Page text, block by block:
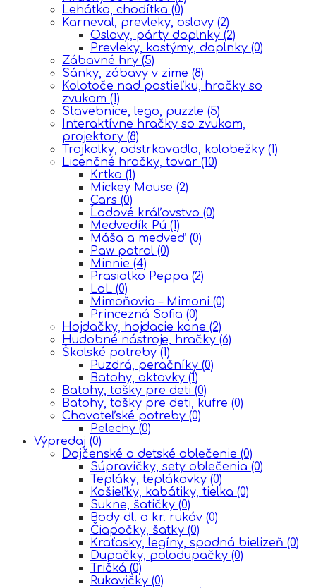
Lehátka, chodítka (0)
Karneval, prevleky, oslavy (2)
Oslavy, párty doplnky (2)
Prevleky, kostýmy, doplnky (0)
Zábavné hry (5)
Sánky, zábavy v zime (8)
Kolotoče nad postieľku, hračky so
zvukom (1)
Stavebnice, lego, puzzle (5)
Interaktívne hračky so zvukom,
projektory (8)
Trojkolky, odstrkavadla, kolobežky (1)
Licenčné hračky, tovar (10)
Krtko (1)
Mickey Mouse (2)
Cars (0)
Ĺadové kráľovstvo (0)
Medvedík Pú (1)
Máša a medveď (0)
Paw patrol (0)
Minnie (4)
Prasiatko Peppa (2)
LoL (0)
Mimoňovia – Mimoni (0)
Princezná Sofia (0)
Hojdačky, hojdacie kone (2)
Hudobné nástroje, hračky (6)
Školské potreby (1)
Puzdrá, peračníky (0)
Batohy, aktovky (1)
Batohy, tašky pre deti (0)
Batohy, tašky pre deti, kufre (0)
Chovateľské potreby (0)
Pelechy (0)
Výpredaj (0)
Dojčenské a detské oblečenie (0)
Súpravičky, sety oblečenia (0)
Tepláky, teplákovky (0)
Košieľky, kabátiky, tielka (0)
Sukne, šatičky (0)
Body dl. a kr. rukáv (0)
Čiapočky, šatky (0)
Kraťasky, legíny, spodná bielizeň (0)
Dupačky, polodupačky (0)
Tričká (0)
Rukavičky (0)